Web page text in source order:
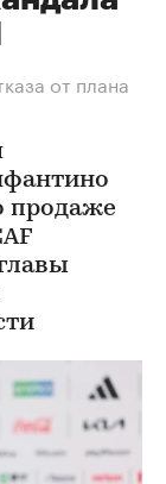
от плана
продаже